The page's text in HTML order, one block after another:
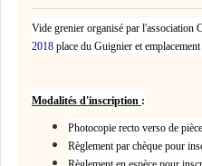
Vide grenier organisé par l'association
2018 place du Guignier et
Modalités d'inscription :
Photocopie recto verso de
Règlement par chèque pour